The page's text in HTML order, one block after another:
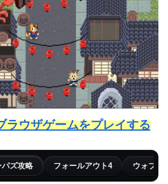
ラウザゲームをプレイする
パズ攻略 フォールアウト4 ウォブリ